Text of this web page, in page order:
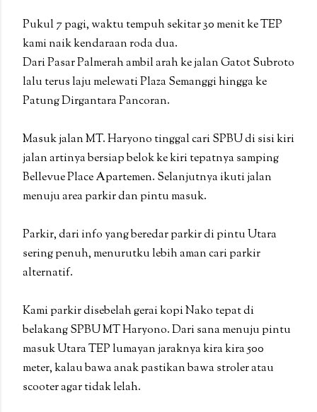
Pukul 7 pagi, waktu tempuh sekitar 30 menit ke TEP
kami naik kendaraan roda dua.
Dari Pasar Palmerah ambil arah ke jalan Gatot Subroto
lalu terus laju melewati Plaza Semanggi hingga ke
Patung Dirgantara Pancoran.
Masuk jalan MT. Haryono tinggal cari SPBU di sisi kiri
jalan artinya bersiap belok ke kiri tepatnya samping
Bellevue Place Apartemen. Selanjutnya ikuti jalan
menuju area parkir dan pintu masuk.
Parkir, dari info yang beredar parkir di pintu Utara
sering penuh, menurutku lebih aman cari parkir
alternatif.
Kami parkir disebelah gerai kopi Nako tepat di
belakang SPBU MT Haryono. Dari sana menuju pintu
masuk Utara TEP lumayan jaraknya kira kira 500
meter, kalau bawa anak pastikan bawa stroler atau
scooter agar tidak lelah.